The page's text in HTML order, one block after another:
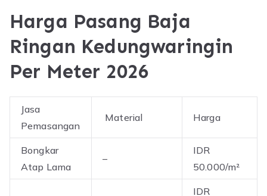
Harga Pasang Baja
Ringan Kedungwaringin
Per Meter 2026
Jasa
Pemasangan
Material Harga
Bongkar
Atap Lama
–
IDR
50.000/m²
IDR